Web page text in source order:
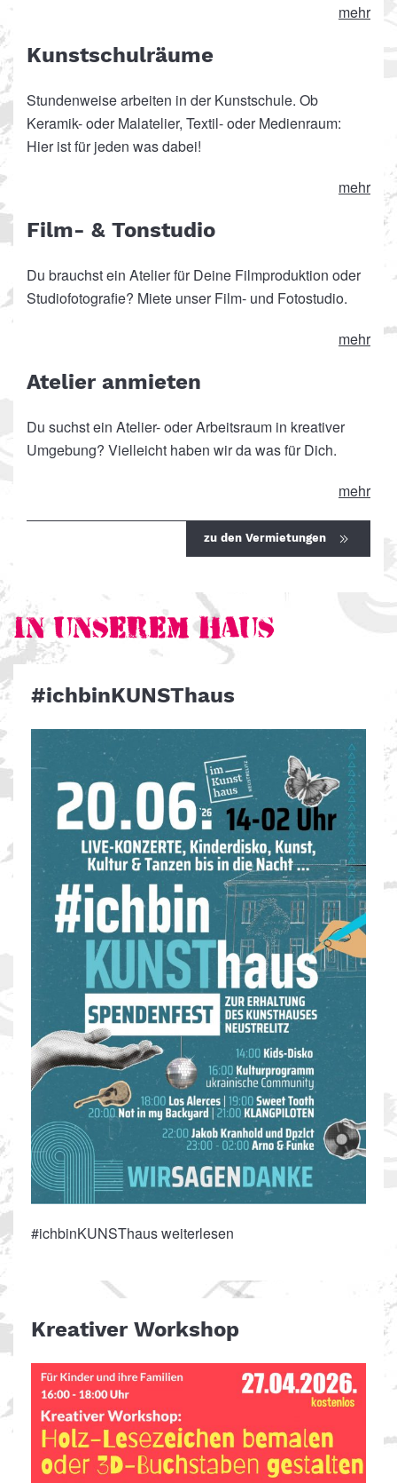
mehr
Kunstschulräume
Stundenweise arbeiten in der Kunstschule. Ob
Keramik- oder Malatelier, Textil- oder Medienraum:
Hier ist für jeden was dabei!
mehr
Film- & Tonstudio
Du brauchst ein Atelier für Deine Filmproduktion oder
Studiofotografie? Miete unser Film- und Fotostudio.
mehr
Atelier anmieten
Du suchst ein Atelier- oder Arbeitsraum in kreativer
Umgebung? Vielleicht haben wir da was für Dich.
mehr
zu den Vermietungen
In unserem Haus
#ichbinKUNSThaus
#ichbinKUNSThaus weiterlesen
Kreativer Workshop